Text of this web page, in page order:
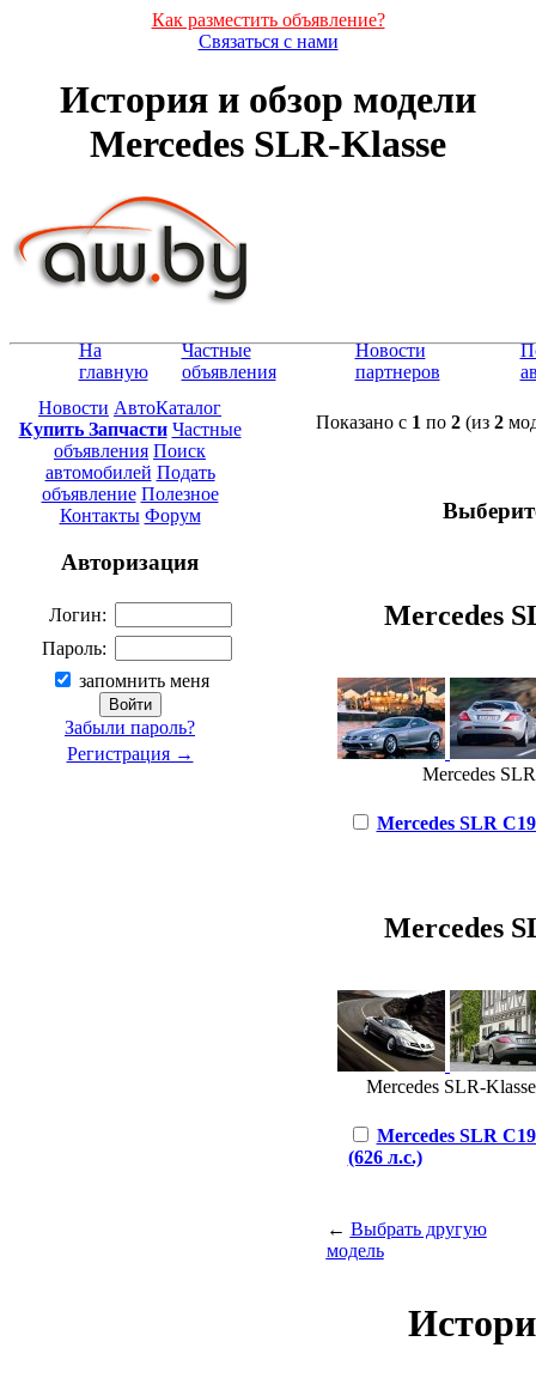
Как разместить объявление?
Связаться с нами
История и обзор модели
Mercedes SLR-Klasse
На
главную
Частные
объявления
Новости
партнеров
Новости АвтоКаталог
Купить Запчасти Частные
объявления Поиск
автомобилей Подать
объявление Полезное
Контакты Форум
Авторизация
Логин:
Пароль:
запомнить меня
Забыли пароль?
Регистрация →
Показано с 1 по 2(из 2
Mercedes
Mercedes
Mercedes SLR
Mercedes
Mercedes SLR-
Mercedes SLR
(626 л.с.)
← Выбрать другую
модель